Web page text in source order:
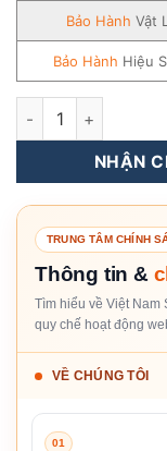
Bảo Hành Vật
Bảo Hành Hiệu
Tấm Pin Năng
NHẬN
TRUNG TÂM CHÍNH
Thông tin &
Tìm hiểu về Việt Nam
quy chế hoạt động
VỀ CHÚNG TÔI
01